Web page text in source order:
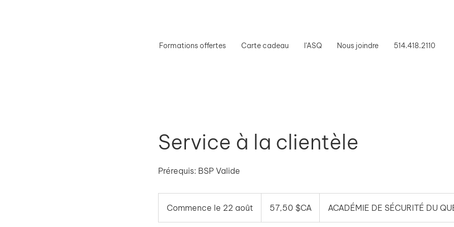
Formations offertes Carte cadeau l'ASQ Nous joindre 514.418.2110
Service à la clientèle
Prérequis: BSP Valide
Commence le 22 août
o
canadiens
57,50 $CA ACADÉMIE DE SÉCURITÉ DU